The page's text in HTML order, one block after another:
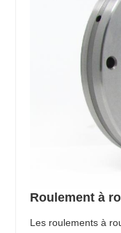
Roulement à
Les roulements à